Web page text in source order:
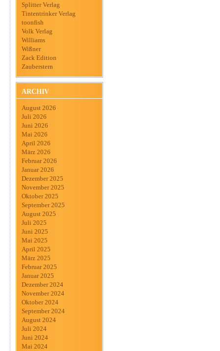
Splitter Verlag
Tintentrinker Verlag
toonfish
Volk Verlag
Williams
Wißner
Zack Edition
Zauberstern
ARCHIV
August 2026
Juli 2026
Juni 2026
Mai 2026
April 2026
März 2026
Februar 2026
Januar 2026
Dezember 2025
November 2025
Oktober 2025
September 2025
August 2025
Juli 2025
Juni 2025
Mai 2025
April 2025
März 2025
Februar 2025
Januar 2025
Dezember 2024
November 2024
Oktober 2024
September 2024
August 2024
Juli 2024
Juni 2024
Mai 2024